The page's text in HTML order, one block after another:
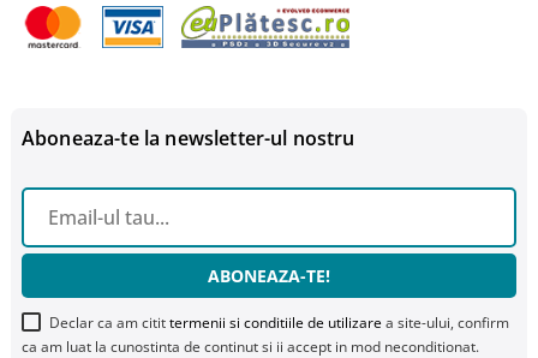
Aboneaza-te la newsletter-ul nostru
ABONEAZA-TE!
Declar ca am citittermenii si conditiile de utilizarea site-ului, confirm
ca am luat la cunostinta de continut si ii accept in mod neconditionat.